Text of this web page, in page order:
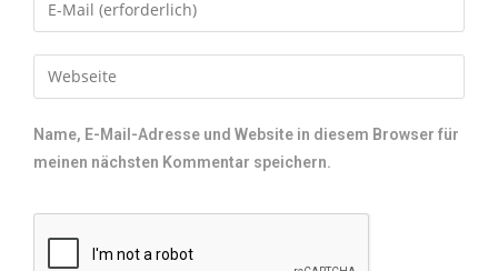
Name, E-Mail-Adresse und Website in diesem Browser für
meinen nächsten Kommentar speichern.